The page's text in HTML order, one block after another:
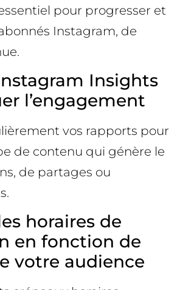
pour progresser et
Instagram, de
Insights
l’engagement
vos rapports pour
de contenu qui génère le
de partages ou
horaires de
en fonction de
votre audience